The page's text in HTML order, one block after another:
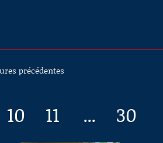
précédentes
10 11 ... 30